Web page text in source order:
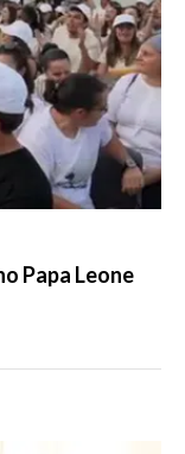
Papa Leone